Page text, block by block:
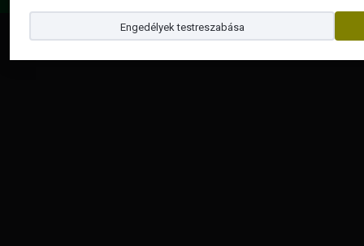
Engedélyek testreszabása